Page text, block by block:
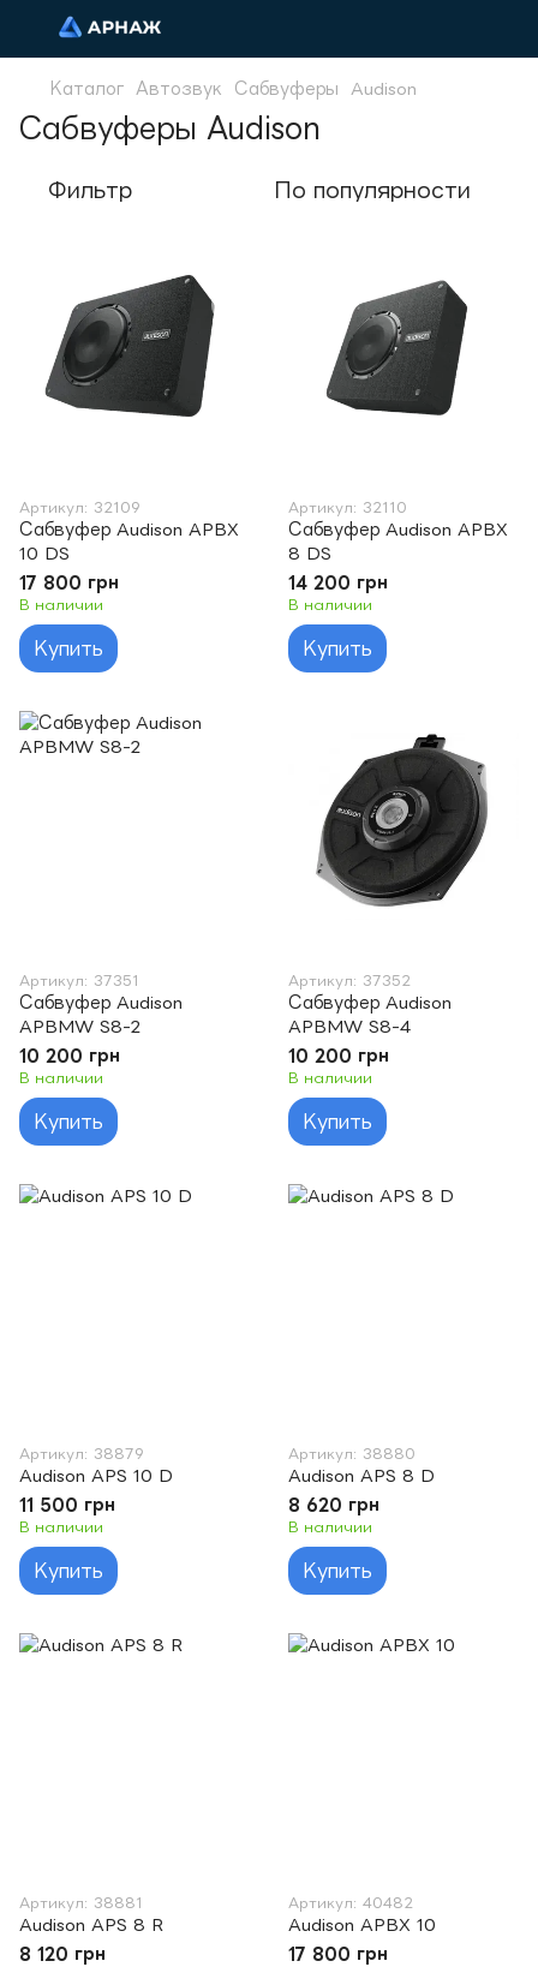
Каталог Автозвук Сабвуферы Audison
Сабвуферы Audison
Фильтр По популярности
Артикул: 32109
Сабвуфер Audison APBX
10 DS
17 800 грн
В наличии
Купить
Артикул: 32110
Сабвуфер Audison APBX
8 DS
14 200 грн
В наличии
Купить
Артикул: 37351
Сабвуфер Audison
APBMW S8-2
10 200 грн
В наличии
Купить
Артикул: 37352
Сабвуфер Audison
APBMW S8-4
10 200 грн
В наличии
Купить
Артикул: 38879
Audison APS 10 D
11 500 грн
В наличии
Купить
Артикул: 38880
Audison APS 8 D
8 620 грн
В наличии
Купить
Артикул: 38881
Audison APS 8 R
8 120 грн
Артикул: 40482
Audison APBX 10
17 800 грн